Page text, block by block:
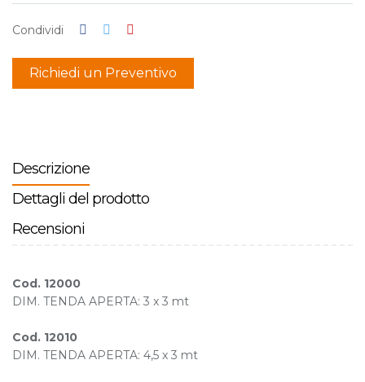
Condividi
Richiedi un Preventivo
Descrizione
Dettagli del prodotto
Recensioni
Cod. 12000
DIM. TENDA APERTA: 3 x 3 mt
Cod. 12010
DIM. TENDA APERTA: 4,5 x 3 mt